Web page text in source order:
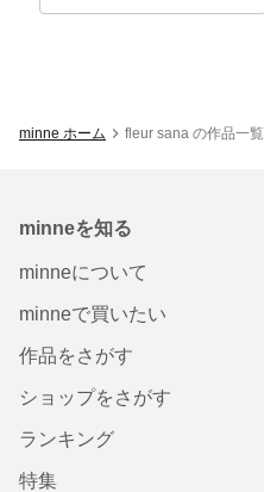
minne ホーム fleur sana の作品一覧
minneを知る
minneについて
minneで買いたい
作品をさがす
ショップをさがす
ランキング
特集